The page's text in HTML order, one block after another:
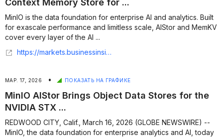
Context Memory Store for ...
MinIO is the data foundation for enterprise AI and analytics. Built
for exascale performance and limitless scale, AIStor and MemKV
cover every layer of the AI ...
https://markets.businessinsider.com/news/stocks/minio-announces-memkv-purpose-built-context-memory-store-for-ai-inference-1036143026
МАР. 17, 2026 • ПОКАЗАТЬ НА ГРАФИКЕ
MinIO AIStor Brings Object Data Stores for the
NVIDIA STX ...
REDWOOD CITY, Calif., March 16, 2026 (GLOBE NEWSWIRE) --
MinIO, the data foundation for enterprise analytics and AI, today